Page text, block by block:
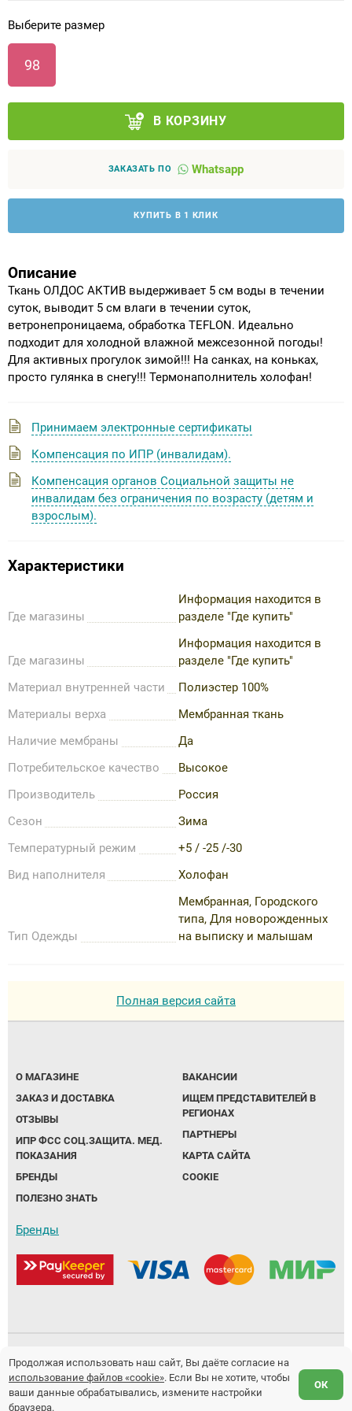
Выберите размер
98
В КОРЗИНУ
ЗАКАЗАТЬ ПО Whatsapp
КУПИТЬ В 1 КЛИК
Описание
Ткань ОЛДОС АКТИВ выдерживает 5 см воды в течении
суток, выводит 5 см влаги в течении суток,
ветронепроницаема, обработка TEFLON. Идеально
подходит для холодной влажной межсезонной погоды!
Для активных прогулок зимой!!! На санках, на коньках,
просто гулянка в снегу!!! Термонаполнитель холофан!
Принимаем электронные сертификаты
Компенсация по ИПР (инвалидам).
Компенсация органов Социальной защиты не
инвалидам без ограничения по возрасту (детям и
взрослым).
Характеристики
Где магазины
Информация находится в
разделе "Где купить"
Где магазины
Информация находится в
разделе "Где купить"
Материал внутренней части
Полиэстер 100%
Материалы верха
Мембранная ткань
Наличие мембраны
Да
Потребительское качество
Высокое
Производитель
Россия
Сезон
Зима
Температурный режим
+5 / -25 /-30
Вид наполнителя
Холофан
Тип Одежды
Мембранная, Городского
типа, Для новорожденных
на выписку и малышам
Полная версия сайта
О МАГАЗИНЕ
ЗАКАЗ И ДОСТАВКА
ОТЗЫВЫ
ИПР ФСС СОЦ.ЗАЩИТА. МЕД.
ПОКАЗАНИЯ
БРЕНДЫ
ПОЛЕЗНО ЗНАТЬ
ВАКАНСИИ
ИЩЕМ ПРЕДСТАВИТЕЛЕЙ В
РЕГИОНАХ
ПАРТНЕРЫ
КАРТА САЙТА
COOKIE
Бренды
Политика обработки персональных данных
Предложение не является публичной офертой.
Продолжая использовать наш сайт, Вы даёте согласие на
использование файлов «cookie». Если Вы не хотите, чтобы
ваши данные обрабатывались, измените настройки
браузера.
ОК
Аппараты на суставы
Санитарные приспособления для
инвалидов
Противопролежневые матрасы, подушки
ОПОРЫ, ВЕРТИКАЛИЗАТОРЫ, Оборудование
Индивидуальное изготовление